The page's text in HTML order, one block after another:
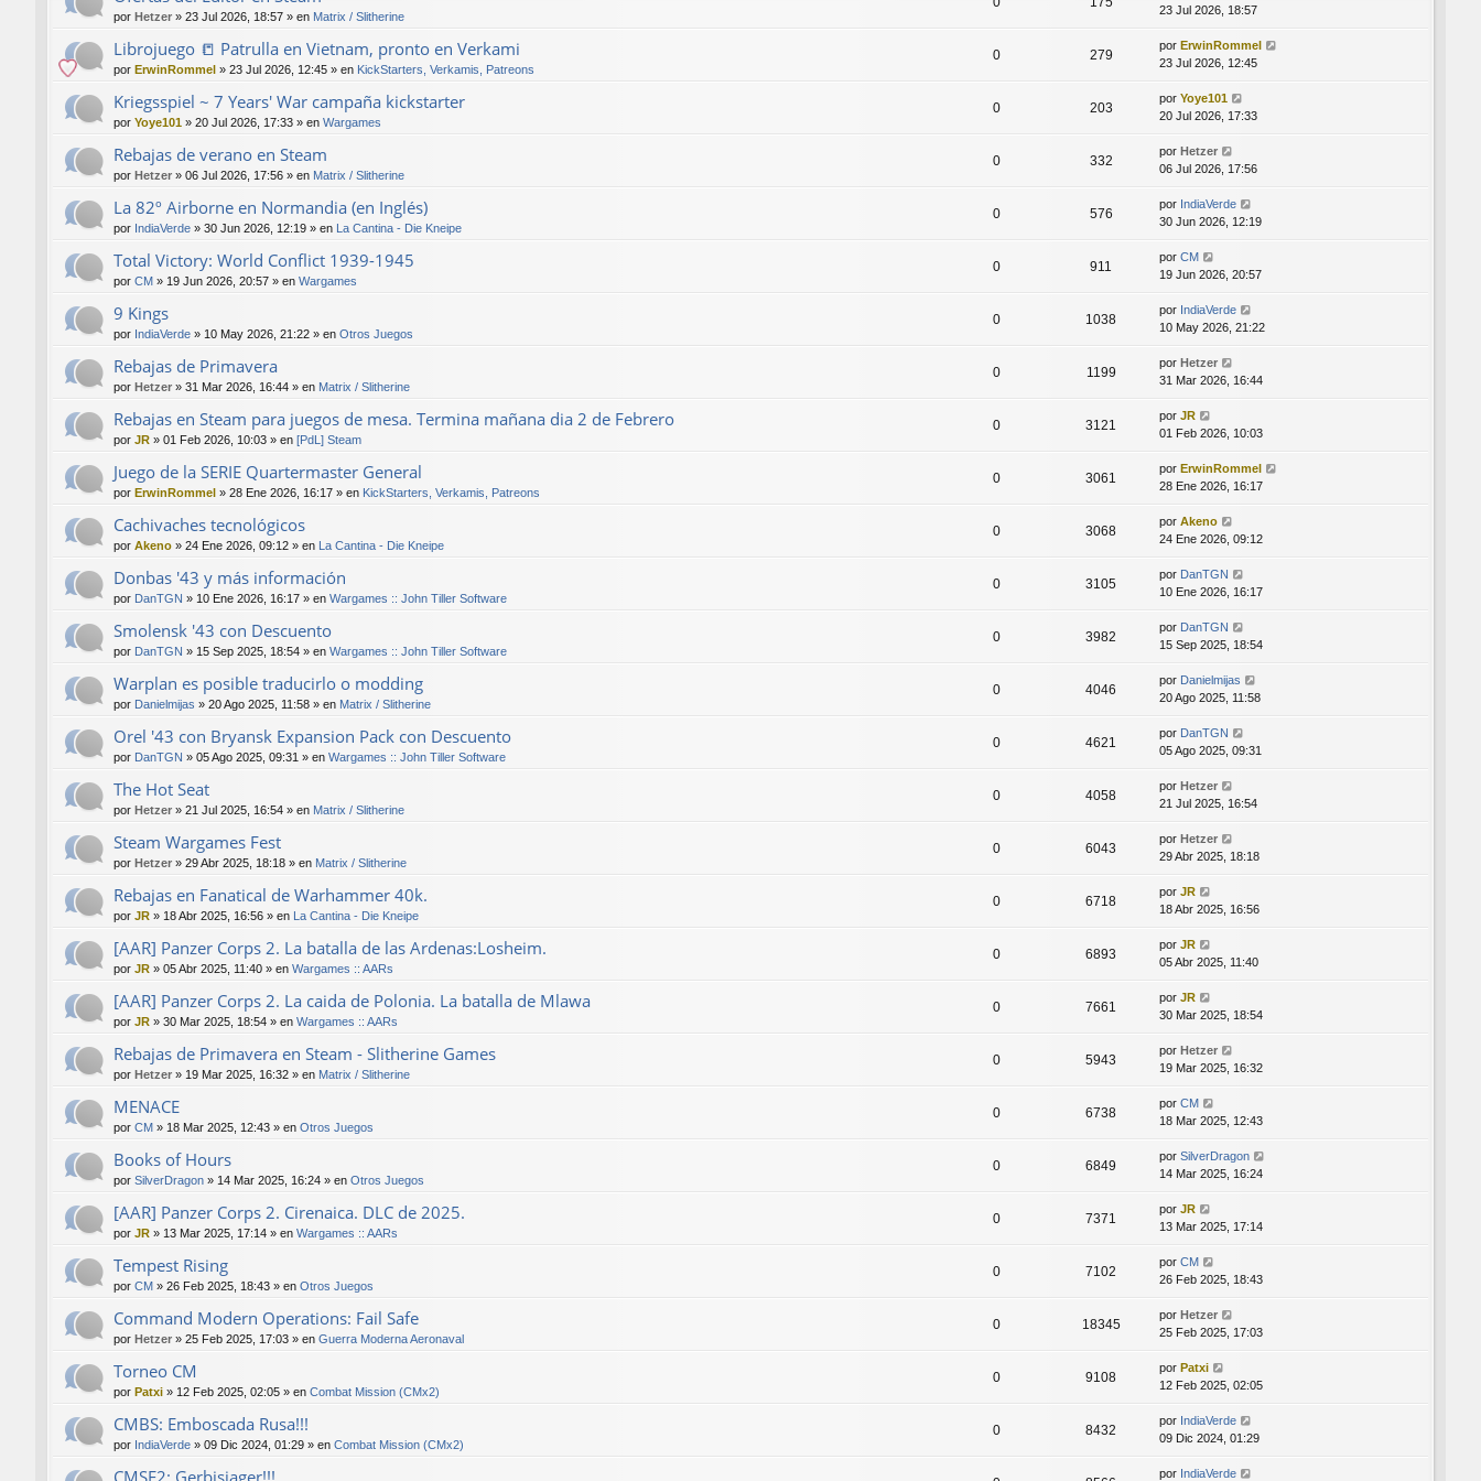
por Hetzer » 23 Jul 2026, 18:57 » en Matrix / Slitherine
23 Jul 2026, 18:57
Librojuego 📒 Patrulla en Vietnam, pronto en Verkami
por ErwinRommel » 23 Jul 2026, 12:45 » en KickStarters, Verkamis, Patreons
0 279
por ErwinRommel
23 Jul 2026, 12:45
Kriegsspiel ~ 7 Years' War campaña kickstarter
por Yoye101 » 20 Jul 2026, 17:33 » en Wargames
0 203
por Yoye101
20 Jul 2026, 17:33
Rebajas de verano en Steam
por Hetzer » 06 Jul 2026, 17:56 » en Matrix / Slitherine
0 332
por Hetzer
06 Jul 2026, 17:56
La 82º Airborne en Normandia (en Inglés)
por IndiaVerde » 30 Jun 2026, 12:19 » en La Cantina - Die Kneipe
0 576
por IndiaVerde
30 Jun 2026, 12:19
Total Victory: World Conflict 1939-1945
por CM » 19 Jun 2026, 20:57 » en Wargames
0 911
por CM
19 Jun 2026, 20:57
9 Kings
por IndiaVerde » 10 May 2026, 21:22 » en Otros Juegos
0 1038
por IndiaVerde
10 May 2026, 21:22
Rebajas de Primavera
por Hetzer » 31 Mar 2026, 16:44 » en Matrix / Slitherine
0 1199
por Hetzer
31 Mar 2026, 16:44
Rebajas en Steam para juegos de mesa. Termina mañana dia 2 de Febrero
por JR » 01 Feb 2026, 10:03 » en [PdL] Steam
0 3121
por JR
01 Feb 2026, 10:03
Juego de la SERIE Quartermaster General
por ErwinRommel » 28 Ene 2026, 16:17 » en KickStarters, Verkamis, Patreons
0 3061
por ErwinRommel
28 Ene 2026, 16:17
Cachivaches tecnológicos
por Akeno » 24 Ene 2026, 09:12 » en La Cantina - Die Kneipe
0 3068
por Akeno
24 Ene 2026, 09:12
Donbas '43 y más información
por DanTGN » 10 Ene 2026, 16:17 » en Wargames :: John Tiller Software
0 3105
por DanTGN
10 Ene 2026, 16:17
Smolensk '43 con Descuento
por DanTGN » 15 Sep 2025, 18:54 » en Wargames :: John Tiller Software
0 3982
por DanTGN
15 Sep 2025, 18:54
Warplan es posible traducirlo o modding
por Danielmijas » 20 Ago 2025, 11:58 » en Matrix / Slitherine
0 4046
por Danielmijas
20 Ago 2025, 11:58
Orel '43 con Bryansk Expansion Pack con Descuento
por DanTGN » 05 Ago 2025, 09:31 » en Wargames :: John Tiller Software
0 4621
por DanTGN
05 Ago 2025, 09:31
The Hot Seat
por Hetzer » 21 Jul 2025, 16:54 » en Matrix / Slitherine
0 4058
por Hetzer
21 Jul 2025, 16:54
Steam Wargames Fest
por Hetzer » 29 Abr 2025, 18:18 » en Matrix / Slitherine
0 6043
por Hetzer
29 Abr 2025, 18:18
Rebajas en Fanatical de Warhammer 40k.
por JR » 18 Abr 2025, 16:56 » en La Cantina - Die Kneipe
0 6718
por JR
18 Abr 2025, 16:56
[AAR] Panzer Corps 2. La batalla de las Ardenas:Losheim.
por JR » 05 Abr 2025, 11:40 » en Wargames :: AARs
0 6893
por JR
05 Abr 2025, 11:40
[AAR] Panzer Corps 2. La caida de Polonia. La batalla de Mlawa
por JR » 30 Mar 2025, 18:54 » en Wargames :: AARs
0 7661
por JR
30 Mar 2025, 18:54
Rebajas de Primavera en Steam - Slitherine Games
por Hetzer » 19 Mar 2025, 16:32 » en Matrix / Slitherine
0 5943
por Hetzer
19 Mar 2025, 16:32
MENACE
por CM » 18 Mar 2025, 12:43 » en Otros Juegos
0 6738
por CM
18 Mar 2025, 12:43
Books of Hours
por SilverDragon » 14 Mar 2025, 16:24 » en Otros Juegos
0 6849
por SilverDragon
14 Mar 2025, 16:24
[AAR] Panzer Corps 2. Cirenaica. DLC de 2025.
por JR » 13 Mar 2025, 17:14 » en Wargames :: AARs
0 7371
por JR
13 Mar 2025, 17:14
Tempest Rising
por CM » 26 Feb 2025, 18:43 » en Otros Juegos
0 7102
por CM
26 Feb 2025, 18:43
Command Modern Operations: Fail Safe
por Hetzer » 25 Feb 2025, 17:03 » en Guerra Moderna Aeronaval
0 18345
por Hetzer
25 Feb 2025, 17:03
Torneo CM
por Patxi » 12 Feb 2025, 02:05 » en Combat Mission (CMx2)
0 9108
por Patxi
12 Feb 2025, 02:05
CMBS: Emboscada Rusa!!!
por IndiaVerde » 09 Dic 2024, 01:29 » en Combat Mission (CMx2)
0 8432
por IndiaVerde
09 Dic 2024, 01:29
por IndiaVerde